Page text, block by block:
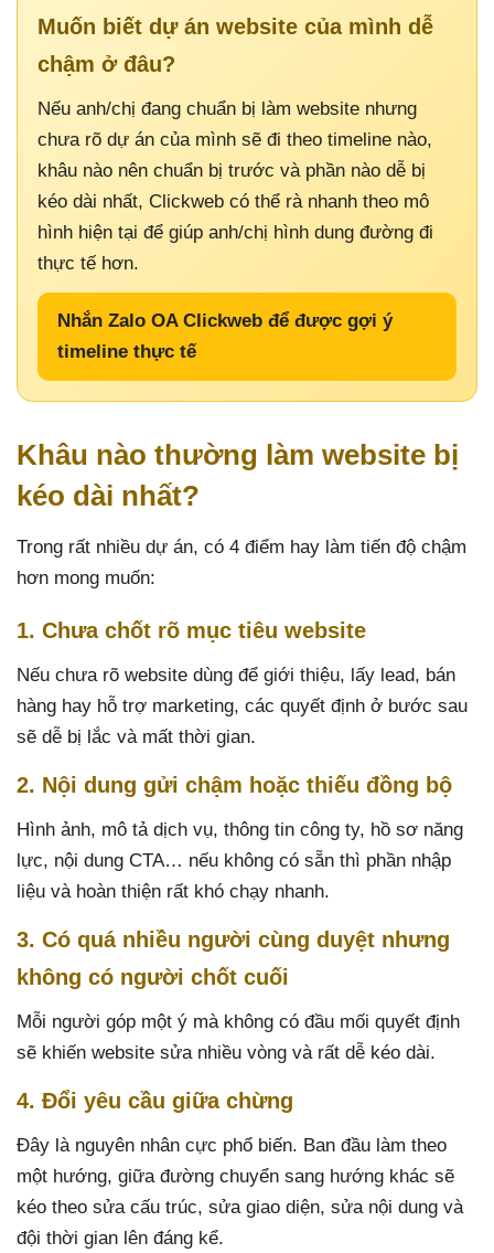
Muốn biết dự án website của mình dễ
chậm ở đâu?
Nếu anh/chị đang chuẩn bị làm website nhưng
chưa rõ dự án của mình sẽ đi theo timeline nào,
khâu nào nên chuẩn bị trước và phần nào dễ bị
kéo dài nhất, Clickweb có thể rà nhanh theo mô
hình hiện tại để giúp anh/chị hình dung đường đi
thực tế hơn.
Nhắn Zalo OA Clickweb để được gợi ý
timeline thực tế
Khâu nào thường làm website bị
kéo dài nhất?
Trong rất nhiều dự án, có 4 điểm hay làm tiến độ chậm
hơn mong muốn:
1. Chưa chốt rõ mục tiêu website
Nếu chưa rõ website dùng để giới thiệu, lấy lead, bán
hàng hay hỗ trợ marketing, các quyết định ở bước sau
sẽ dễ bị lắc và mất thời gian.
2. Nội dung gửi chậm hoặc thiếu đồng bộ
Hình ảnh, mô tả dịch vụ, thông tin công ty, hồ sơ năng
lực, nội dung CTA… nếu không có sẵn thì phần nhập
liệu và hoàn thiện rất khó chạy nhanh.
3. Có quá nhiều người cùng duyệt nhưng
không có người chốt cuối
Mỗi người góp một ý mà không có đầu mối quyết định
sẽ khiến website sửa nhiều vòng và rất dễ kéo dài.
4. Đổi yêu cầu giữa chừng
Đây là nguyên nhân cực phổ biến. Ban đầu làm theo
một hướng, giữa đường chuyển sang hướng khác sẽ
kéo theo sửa cấu trúc, sửa giao diện, sửa nội dung và
đội thời gian lên đáng kể.